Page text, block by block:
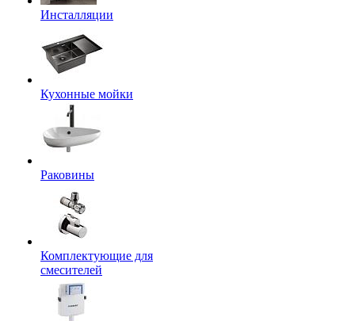
Инсталляции
Кухонные мойки
Раковины
Комплектующие для
смесителей